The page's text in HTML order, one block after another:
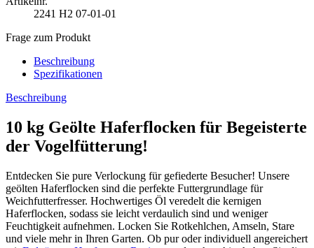
2241 H2 07-01-01
Frage zum Produkt
Beschreibung
Spezifikationen
Beschreibung
10 kg Geölte Haferflocken für Begeisterte
der Vogelfütterung!
Entdecken Sie pure Verlockung für gefiederte Besucher! Unsere
geölten Haferflocken sind die perfekte Futtergrundlage für
Weichfutterfresser. Hochwertiges Öl veredelt die kernigen
Haferflocken, sodass sie leicht verdaulich sind und weniger
Feuchtigkeit aufnehmen. Locken Sie Rotkehlchen, Amseln, Stare
und viele mehr in Ihren Garten. Ob pur oder individuell angereichert